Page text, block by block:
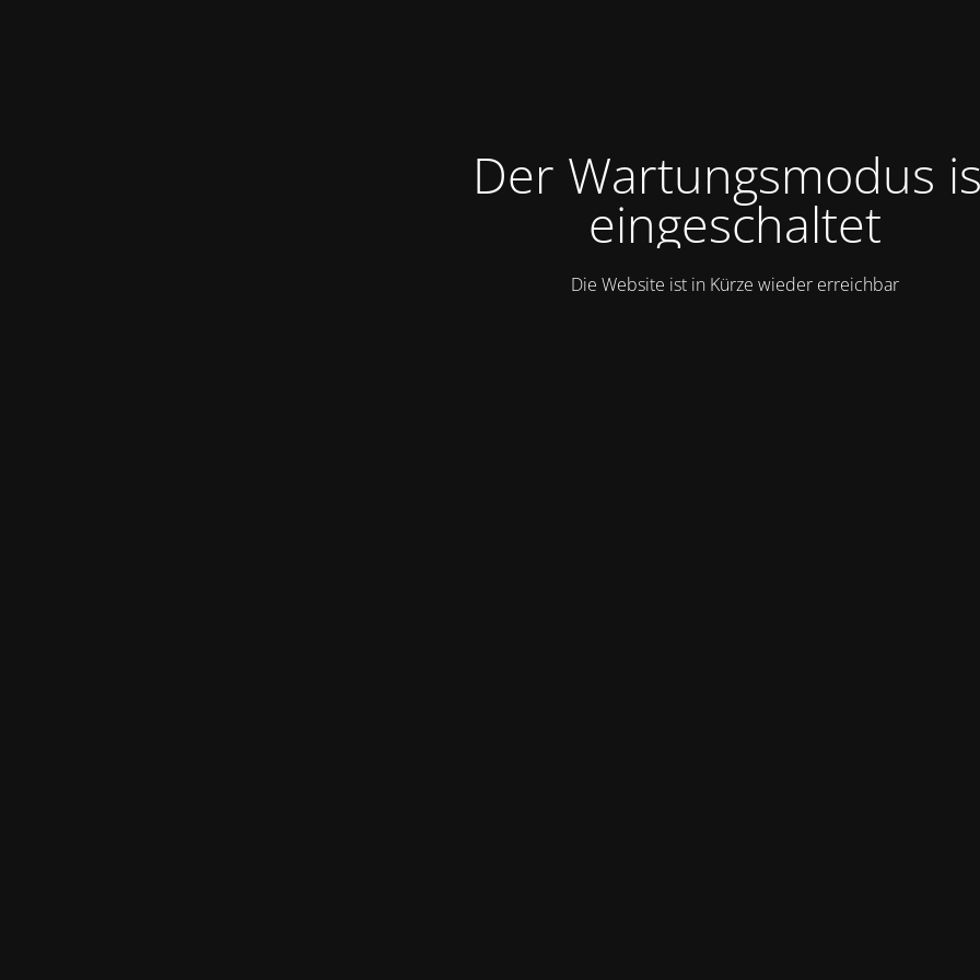
Der Wartungsmodus
eingeschaltet
Die Website ist in Kürze wieder erreichbar